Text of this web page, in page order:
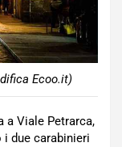
Ecoo.it)
a Viale Petrarca,
due carabinieri